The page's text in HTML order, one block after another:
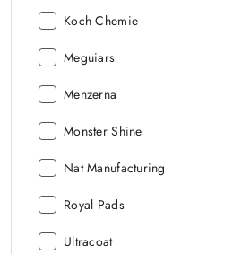
Producent:
Koch Chemie
Producent:
Meguiars
Producent:
Menzerna
Producent:
Monster Shine
Producent:
Nat Manufacturing
Producent:
Royal Pads
Producent:
Ultracoat